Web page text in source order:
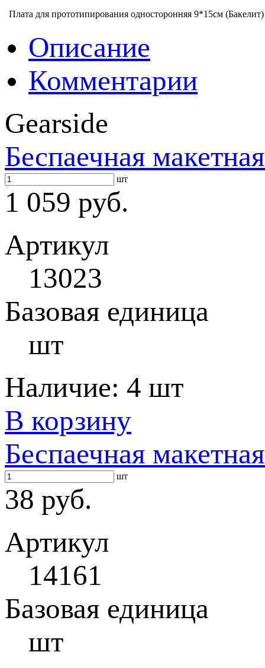
Плата для прототипирования односторонняя 9*15см (Бакелит)
Описание
Комментарии
Gearside
Беспаечная
шт
1 059 руб.
Артикул
13023
Базовая единица
шт
Наличие: 4 шт
В корзину
Беспаечная
шт
38 руб.
Артикул
14161
Базовая единица
шт